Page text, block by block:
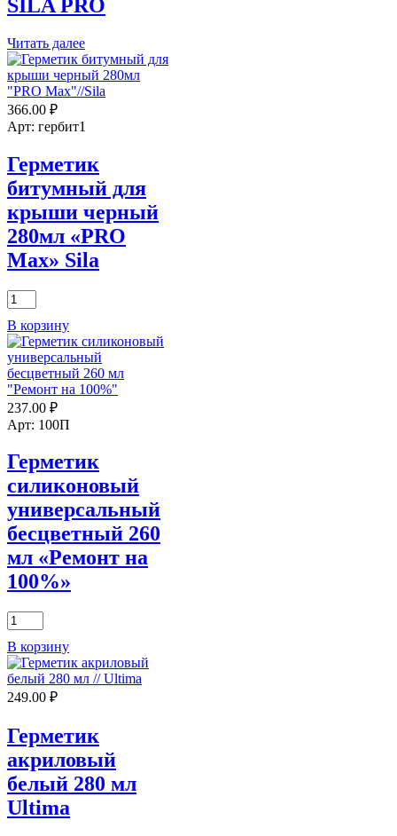
SILA PRO
Читать далее
366.00 ₽
Арт: гербит1
Герметик
битумный для
крыши черный
280мл «PRO
Max» Sila
Количество
товара
Герметик
битумный
для
крыши
черный
280мл
"PRO
Sila
В корзину
237.00 ₽
Арт: 100П
Герметик
силиконовый
универсальный
бесцветный 260
мл «Ремонт на
100%»
Количество
товара
Герметик
силиконовый
универсальный
бесцветный
мл
"Ремонт
на
100%"
В корзину
249.00 ₽
Герметик
акриловый
белый 280 мл
Ultima